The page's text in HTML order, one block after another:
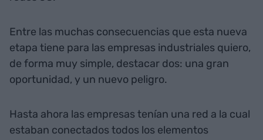
Entre las muchas consecuencias que esta nueva
etapa tiene para las empresas industriales quiero,
de forma muy simple, destacar dos: una gran
oportunidad, y un nuevo peligro.
Hasta ahora las empresas tenían una red a la cual
estaban conectados todos los elementos